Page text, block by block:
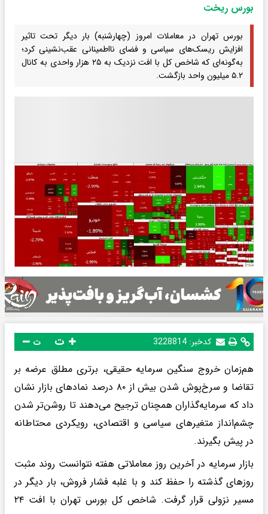
بورس ریخت
بورس تهران در معاملات امروز (چهارشنبه) بار دیگر تحت تاثیر
افزایش ریسک‌های سیاسی و فضای نااطمینانی عقب‌نشینی کرد؛
به‌گونه‌ای که شاخص کل با افت نزدیک به ۲۵ هزار واحدی به کانال
۵.۲ میلیون واحد بازگشت.
کدخبر: 3228814 ت
هم‌زمان خروج سنگین سرمایه حقیقی، برتری مطلق عرضه بر
تقاضا و سرخ‌پوش شدن بیش از ۸۰ درصد نمادهای بازار نشان
داد که سرمایه‌گذاران همچنان ترجیح می‌دهند تا روشن‌تر شدن
چشم‌انداز متغیرهای سیاسی و اقتصادی، رویکردی محتاطانه
در پیش بگیرند.
بازار سرمایه در آخرین روز معاملاتی هفته نتوانست روند مثبت
روزهای گذشته را حفظ کند و با غلبه فشار فروش، بار دیگر در
مسیر نزولی قرار گرفت. شاخص کل بورس تهران با افت ۲۴